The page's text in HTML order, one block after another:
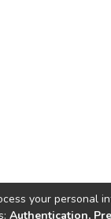
your personal
Authentication,